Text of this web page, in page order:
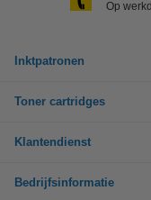
Op
Inktpatronen
Toner cartridges
Klantendienst
Bedrijfsinformatie